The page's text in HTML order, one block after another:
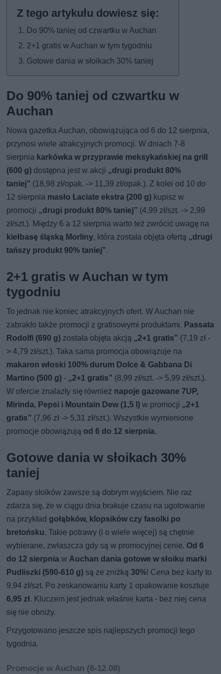
Do 90% taniej od czwartku w Auchan
2+1 gratis w Auchan w tym tygodniu
Gotowe dania w słoikach 30% taniej
Do 90% taniej od czwartku w
Auchan
Nowa gazetka Auchan, obowiązująca od 6 do 12 sierpnia,
przynosi wiele atrakcyjnych promocji. W dniach 7-8
sierpnia karkówka w przyprawie meksykańskiej na grill
(600 g) dostępna jest w akcji „drugi produkt 80%
taniej” (18,98 zł/opak. -> 11,39 zł/opak.). Z kolei od 10 do
12 sierpnia masło Łaciate ekstra (200 g) kupisz w
promocji „drugi produkt 80% taniej” (4,99 zł/szt. -> 2,99
zł/szt.). Między 6 a 12 sierpnia warto też zwrócić uwagę na
kiełbasę śląską Morliny, która została objęta ofertą „drugi
tańszy produkt 90% taniej”.
2+1 gratis w Auchan w tym
tygodniu
To jednak nie koniec atrakcyjnych ofert. W Auchan nie
zabrakło także promocji z gratisowymi produktami. Passata
Rodolfi (690 g) została objęta akcją „2+1 gratis” (7,19 zł -
> 4,79 zł/szt.). Taka sama promocja obowiązuje na
makaron włoski 100% durum Dolce & Gabbana Di
Martino (500 g) - „2+1 gratis” (8,99 zł/szt. -> 5,99 zł/szt.).
W ofercie znalazły się również napoje gazowane 7UP,
Mirinda, Pepsi i Mountain Dew (1,5 l) w promocji „2+1
gratis” (7,96 zł -> 5,31 zł/szt.). Wszystkie wymienione
promocje obowiązują od 6 do 12 sierpnia.
Gotowe dania w słoikach 30%
taniej
Zapasy słoików zawsze są dobrym wyjściem. Nie raz
zdarza się, że w ciągu dnia brakuje czasu na ugotowanie
na przykład gołąbków, klopsików czy fasolki po
bretońsku. Takie potrawy (i o wiele więcej) są chętnie
wybierane, zwłaszcza gdy są w promocyjnej cenie. Od 6
do 12 sierpnia wAuchan dania gotowe w słoiku marki
Pudliszki (590-610 g) są ze zniżką30%! Cena bez karty to
9,94 zł/szt. Po zeskanowaniu karty 1 opakowanie kosztuje
6,95 zł. Kluczem jest jednak właśnie karta - bez niej cena
się nie obniży.
Przygotowano jeszcze spis najlepszych promocji tego
tygodnia.
Promocje w Auchan (6-12.08)